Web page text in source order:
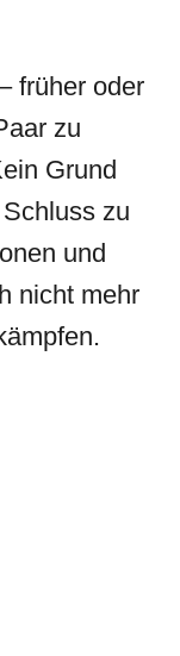
früher oder
zu
Grund
zu
und
nicht mehr